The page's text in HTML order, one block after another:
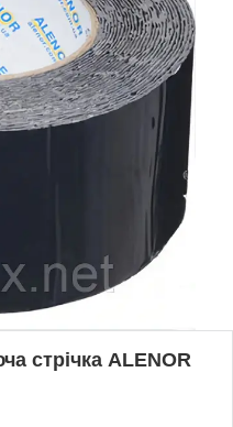
стрічка ALENOR